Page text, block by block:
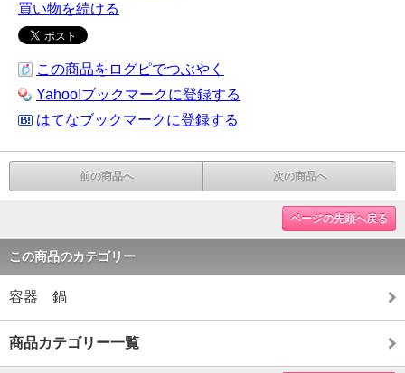
買い物を続ける
この商品をログピでつぶやく
Yahoo!ブックマークに登録する
はてなブックマークに登録する
前の商品へ 次の商品へ
ページの先頭へ戻る
この商品のカテゴリー
容器 鍋
商品カテゴリー一覧